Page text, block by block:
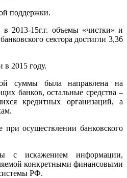
поддержки.
2013-15г.г. объемы «чистки» и
сектора достигли 3,36
2015 году.
суммы была направлена на
банков, остальные средства –
кредитных организаций, а
осуществлении банковского
с искажением информации,
конкретными финансовыми
РФ.